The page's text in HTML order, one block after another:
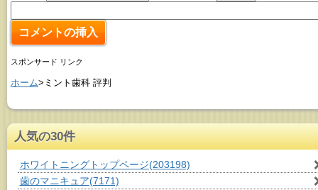
スポンサード リンク
ホーム>ミント歯科 評判
人気の30件
ホワイトニングトップページ(203198)
歯のマニキュア(7171)